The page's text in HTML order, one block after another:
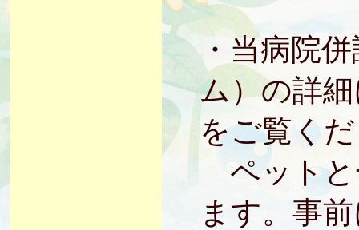
・当病院
ム）の詳
をご覧く
ペットと
ます。事